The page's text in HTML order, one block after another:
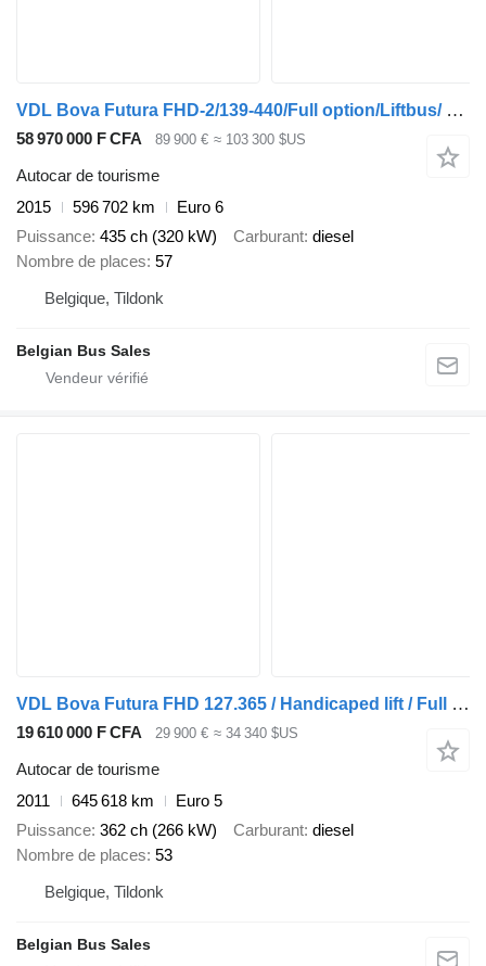
VDL Bova Futura FHD-2/139-440/Full option/Liftbus/ 15 Seats
58 970 000 F CFA 89 900 € ≈ 103 300 $US
Autocar de tourisme
2015
596 702 km
Euro 6
Puissance 435 ch (320 kW) Carburant diesel
Nombre de places 57
Belgique, Tildonk
Belgian Bus Sales
VDL Bova Futura FHD 127.365 / Handicaped lift / Full options
19 610 000 F CFA 29 900 € ≈ 34 340 $US
Autocar de tourisme
2011
645 618 km
Euro 5
Puissance 362 ch (266 kW) Carburant diesel
Nombre de places 53
Belgique, Tildonk
Belgian Bus Sales